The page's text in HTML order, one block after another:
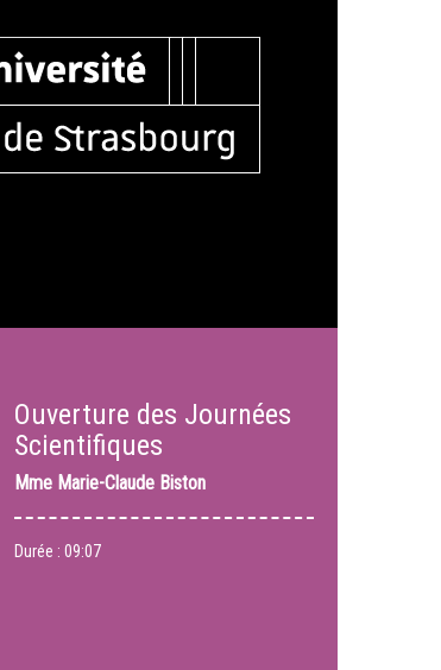
Ouverture des Journées
Scientifiques
Mme Marie-Claude Biston
Durée : 09:07